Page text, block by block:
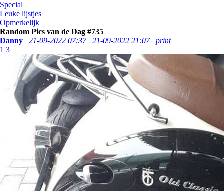
Special
Leuke lijstjes
Opmerkelijk
Random Pics van de Dag #735
Danny
21-09-2022 07:37 21-09-2022 21:07
print
1 3